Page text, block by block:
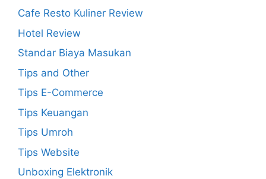
Cafe Resto Kuliner Review
Hotel Review
Standar Biaya Masukan
Tips and Other
Tips E-Commerce
Tips Keuangan
Tips Umroh
Tips Website
Unboxing Elektronik